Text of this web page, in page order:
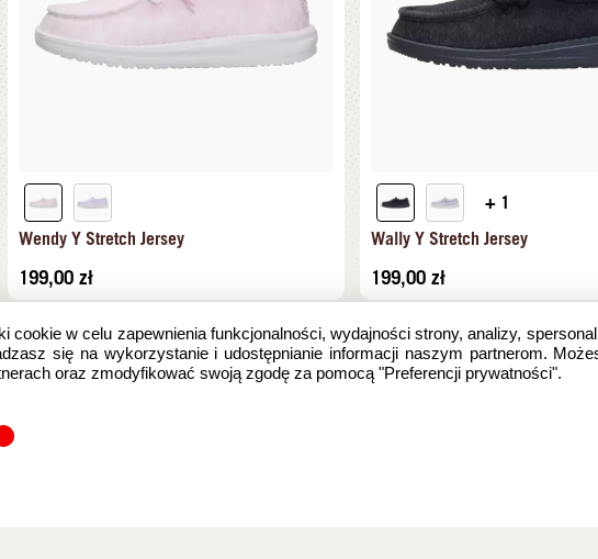
Wendy Y Stretch Jersey
199,00 zł
+ 1
Wally Y Stretch Jersey
199,00 zł
cookie w celu zapewnienia funkcjonalności, wydajności strony, analizy,
się na wykorzystanie i udostępnianie informacji naszym partnerom.
oraz zmodyfikować swoją zgodę za pomocą "Preferencji prywatności".